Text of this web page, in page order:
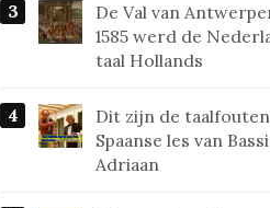
De Val van
1585 werd de
taal Hollands
Dit zijn de
Spaanse les van
Adriaan